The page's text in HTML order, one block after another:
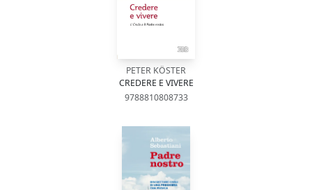
PETER KÖSTER
CREDERE E VIVERE
9788810808733